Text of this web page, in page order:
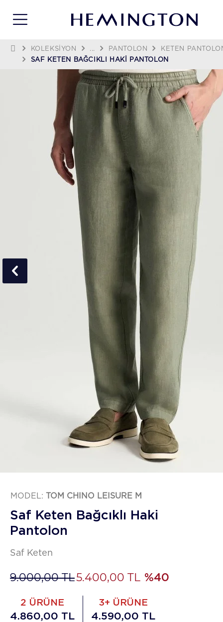
KOLEKSIYON ... PANTOLON
KETEN
SAF KETEN BAĞCIKLI HAKI PANTOLON
MODEL: TOM CHINO LEISURE M
Saf Keten Bağcıklı Haki
Pantolon
Saf Keten
9.000,00 TL5.400,00 TL %40
2 ÜRÜNE
4.860,00 TL
3+ ÜRÜNE
4.590,00 TL